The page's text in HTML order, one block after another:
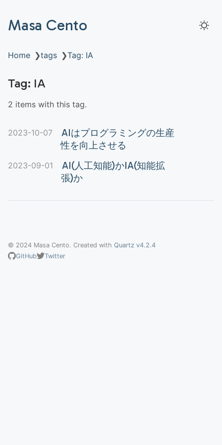
Masa Cento
Home ❯tags ❯Tag: IA
Tag: IA
2 items with this tag.
2023-10-07
AIはプログラミングの生産
性を向上させる
2023-09-01
AI(人工知能)かIA(知能拡
張)か
© 2024 Masa Cento. Created with Quartz v4.2.4
GitHub
Twitter